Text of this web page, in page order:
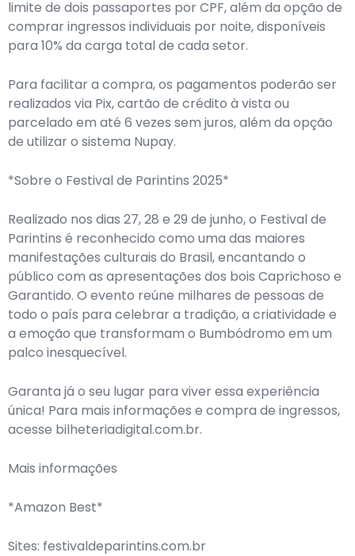
limite de dois passaportes por CPF, além da opção de
comprar ingressos individuais por noite, disponíveis
para 10% da carga total de cada setor.
Para facilitar a compra, os pagamentos poderão ser
realizados via Pix, cartão de crédito à vista ou
parcelado em até 6 vezes sem juros, além da opção
de utilizar o sistema Nupay.
*Sobre o Festival de Parintins 2025*
Realizado nos dias 27, 28 e 29 de junho, o Festival de
Parintins é reconhecido como uma das maiores
manifestações culturais do Brasil, encantando o
público com as apresentações dos bois Caprichoso e
Garantido. O evento reúne milhares de pessoas de
todo o país para celebrar a tradição, a criatividade e
a emoção que transformam o Bumbódromo em um
palco inesquecível.
Garanta já o seu lugar para viver essa experiência
única! Para mais informações e compra de ingressos,
acesse bilheteriadigital.com.br.
Mais informações
*Amazon Best*
Sites: festivaldeparintins.com.br